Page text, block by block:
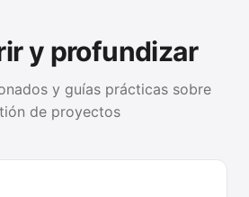
y profundizar
y guías prácticas sobre
de proyectos